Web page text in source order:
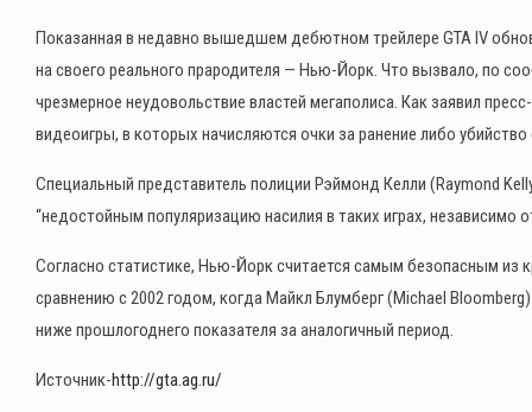
Показанная в недавно вышедшем дебютном трейлере GTA IV
на своего реального прародителя — Нью-Йорк. Что вызвало, по
чрезмерное неудовольствие властей мегаполиса. Как заявил
видеоигры, в которых начисляются очки за ранение либо
Специальный представитель полиции Рэймонд Келли (Raymond
“недостойным популяризацию насилия в таких играх,
Согласно статистике, Нью-Йорк считается самым безопасным из
сравнению с 2002 годом, когда Майкл Блумберг (Michael
ниже прошлогоднего показателя за аналогичный период.
Источник-http://gta.ag.ru/